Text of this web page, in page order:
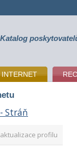
Katalog
INTERNET
Stráň
aktualizace profilu